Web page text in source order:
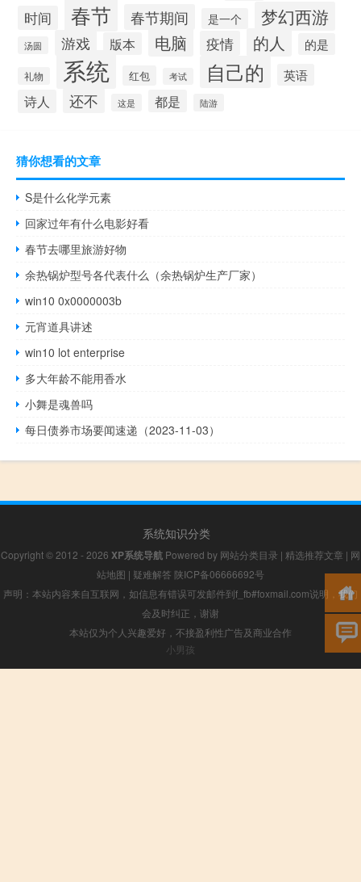
时间 春节 春节期间 是一个 梦幻西游
汤圆 游戏 版本 电脑 疫情 的人 的是
礼物 系统 红包 考试 自己的 英语
诗人 还不 这是 都是 陆游
猜你想看的文章
S是什么化学元素
回家过年有什么电影好看
春节去哪里旅游好物
余热锅炉型号各代表什么（余热锅炉生产厂家）
win10 0x0000003b
元宵道具讲述
win10 lot enterprise
多大年龄不能用香水
小舞是魂兽吗
每日债券市场要闻速递（2023-11-03）
系统知识分类
Copyright © 2012 - 2026 XP系统导航 Powered by 网站分类目录 | 精选推荐文章 | 网
站地图 | 疑难解答 陕ICP备06666692号
声明：本站内容来自互联网，如信息有错误可发邮件到f_fb#foxmail.com说明，我们
会及时纠正，谢谢
本站仅为个人兴趣爱好，不接盈利性广告及商业合作
小男孩